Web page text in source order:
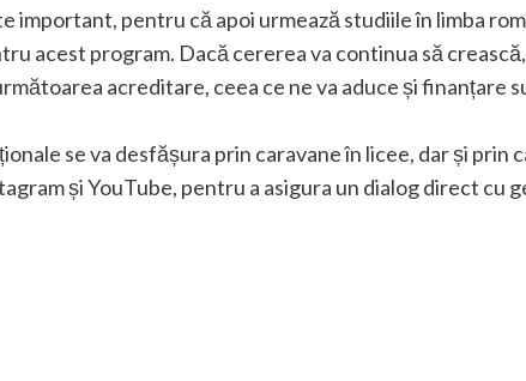
important, pentru că apoi urmează studiile în limba
acest program. Dacă cererea va continua să
acreditare, ceea ce ne va aduce și finanțare
se va desfășura prin caravane în licee, dar și prin
și YouTube, pentru a asigura un dialog direct cu